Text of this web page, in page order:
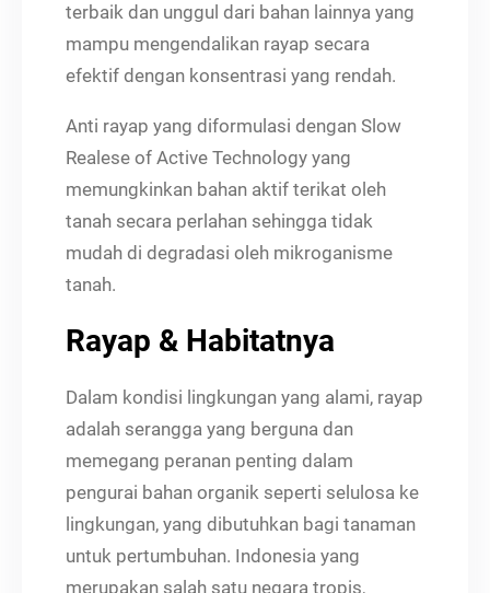
terbaik dan unggul dari bahan lainnya yang
mampu mengendalikan rayap secara
efektif dengan konsentrasi yang rendah.
Anti rayap yang diformulasi dengan Slow
Realese of Active Technology yang
memungkinkan bahan aktif terikat oleh
tanah secara perlahan sehingga tidak
mudah di degradasi oleh mikroganisme
tanah.
Rayap & Habitatnya
Dalam kondisi lingkungan yang alami, rayap
adalah serangga yang berguna dan
memegang peranan penting dalam
pengurai bahan organik seperti selulosa ke
lingkungan, yang dibutuhkan bagi tanaman
untuk pertumbuhan. Indonesia yang
merupakan salah satu negara tropis,